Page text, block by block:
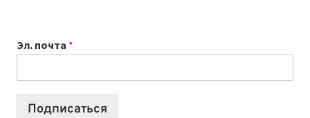
2026:
10
Эл. почта *
Подписаться